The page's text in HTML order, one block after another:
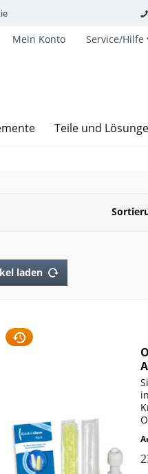
Service/Hilfe
Mein Konto
Teile und
laden